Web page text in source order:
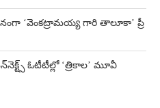
‘వెంకట్రామయ్య గారి తాలూకా’ ప్రీ
ఓటీటీల్లో ‘త్రికాల’ మూవీ